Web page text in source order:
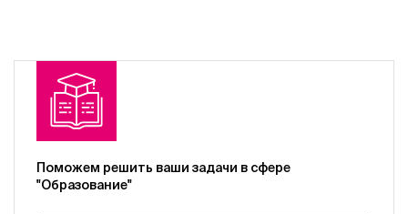
Поможем решить ваши задачи в сфере
"Образование"